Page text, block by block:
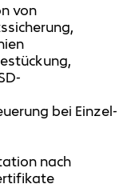
von
bei Einzel-
nach